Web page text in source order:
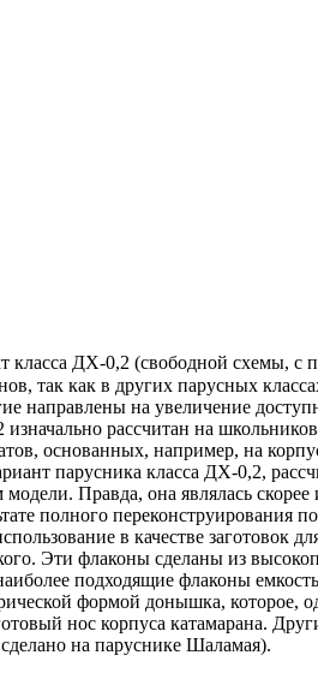
класса ДХ-0,2 (свободной схемы,
так как в других парусных
направлены на увеличение
изначально рассчитан на
основанных, например, на
парусника класса ДХ-0,2,
Правда, она являлась
полного
в качестве заготовок
Эти флаконы сделаны из
подходящие флаконы
формой донышка, которое,
нос корпуса катамарана.
на паруснике Шаламая).